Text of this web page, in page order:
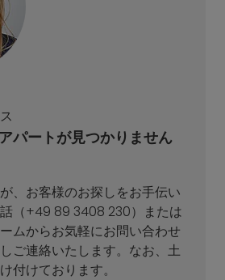
パートが見つかりません
、お客様のお探しをお手伝い
（+49 89 3408 230）または
ムからお気軽にお問い合わせ
ご連絡いたします。なお、土
付けております。